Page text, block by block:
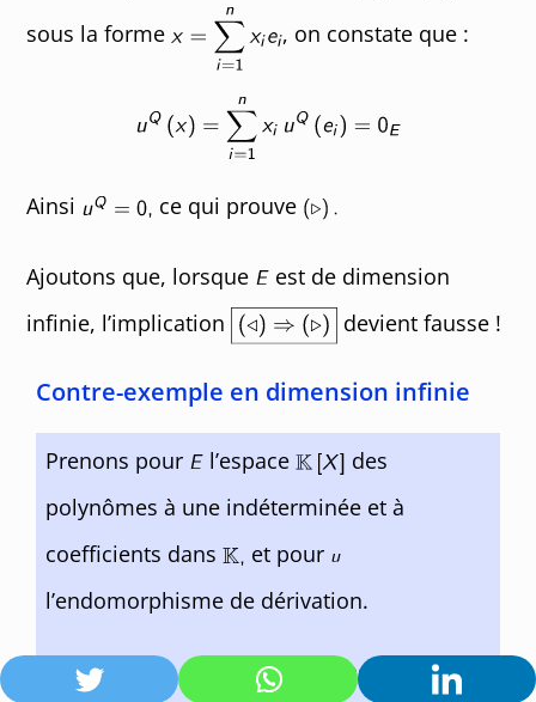
sous la forme
, on constate que :
Ainsi ce qui prouve
Ajoutons que, lorsque
est de dimension
infinie, l’implication
devient fausse !
Contre-exemple en dimension infinie
Prenons pour l’espace
des
polynômes à une indéterminée et à
coefficients dans
et pour
l’endomorphisme de dérivation.
La dérivation d’un polynôme (non constant)